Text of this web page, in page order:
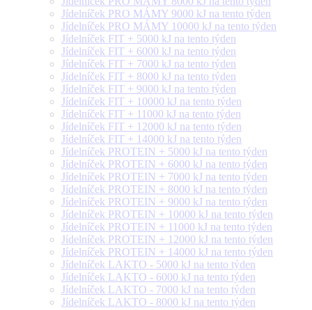
Jídelníček PRO MÁMY 9000 kJ na tento týden
Jídelníček PRO MÁMY 10000 kJ na tento týden
Jídelníček FIT + 5000 kJ na tento týden
Jídelníček FIT + 6000 kJ na tento týden
Jídelníček FIT + 7000 kJ na tento týden
Jídelníček FIT + 8000 kJ na tento týden
Jídelníček FIT + 9000 kJ na tento týden
Jídelníček FIT + 10000 kJ na tento týden
Jídelníček FIT + 11000 kJ na tento týden
Jídelníček FIT + 12000 kJ na tento týden
Jídelníček FIT + 14000 kJ na tento týden
Jídelníček PROTEIN + 5000 kJ na tento týden
Jídelníček PROTEIN + 6000 kJ na tento týden
Jídelníček PROTEIN + 7000 kJ na tento týden
Jídelníček PROTEIN + 8000 kJ na tento týden
Jídelníček PROTEIN + 9000 kJ na tento týden
Jídelníček PROTEIN + 10000 kJ na tento týden
Jídelníček PROTEIN + 11000 kJ na tento týden
Jídelníček PROTEIN + 12000 kJ na tento týden
Jídelníček PROTEIN + 14000 kJ na tento týden
Jídelníček LAKTO - 5000 kJ na tento týden
Jídelníček LAKTO - 6000 kJ na tento týden
Jídelníček LAKTO - 7000 kJ na tento týden
Jídelníček LAKTO - 8000 kJ na tento týden